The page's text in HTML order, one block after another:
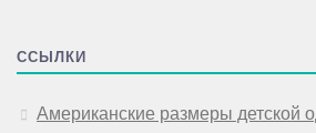
ССЫЛКИ
Американские размеры детской